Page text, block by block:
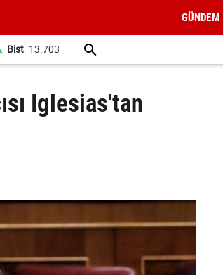
GÜNDEM
Bist 13.703
Iglesias'tan